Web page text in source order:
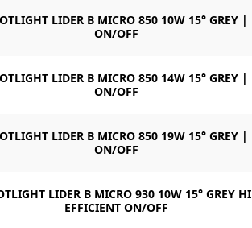
LIDER B MICRO 850 10W 15° GREY |
ON/OFF
LIDER B MICRO 850 14W 15° GREY |
ON/OFF
LIDER B MICRO 850 19W 15° GREY |
ON/OFF
LIDER B MICRO 930 10W 15° GREY HI
EFFICIENT ON/OFF